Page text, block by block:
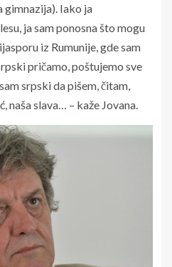
gimnazija). Iako ja
ja sam ponosna što mogu
iz Rumunije, gde sam
pričamo, poštujemo sve
srpski da pišem, čitam,
naša slava… – kaže Jovana.